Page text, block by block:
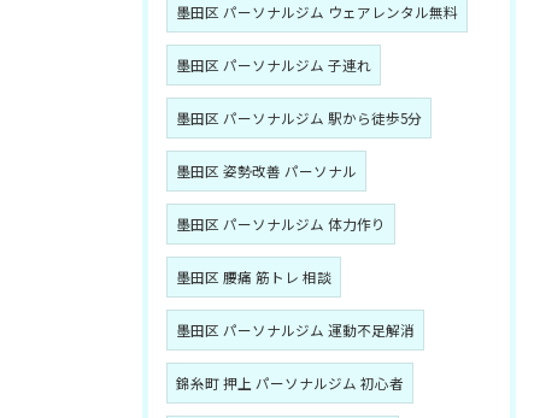
墨田区 パーソナルジム ウェアレンタル無料
墨田区 パーソナルジム 子連れ
墨田区 パーソナルジム 駅から徒歩5分
墨田区 姿勢改善 パーソナル
墨田区 パーソナルジム 体力作り
墨田区 腰痛 筋トレ 相談
墨田区 パーソナルジム 運動不足解消
錦糸町 押上 パーソナルジム 初心者